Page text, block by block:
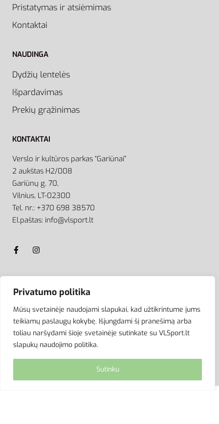
Privatumo politika
Mūsų svetainėje naudojami slapukai, kad užtikrintume jums
teikiamų paslaugų kokybę. Išjungdami šį pranešimą arba
toliau naršydami šioje svetainėje sutinkate su VLSport.lt
slapukų naudojimo politika.
Sutinku
Pristatymas ir atsiėmimas
Kontaktai
NAUDINGA
Dydžių lentelės
Išpardavimas
Prekių grąžinimas
KONTAKTAI
Verslo ir kultūros parkas “Gariūnai”
2 aukštas H2/008
Gariūnų g. 70,
Vilnius, LT-02300
Tel. nr.: +370 698 38570
El.paštas: info@vlsport.lt